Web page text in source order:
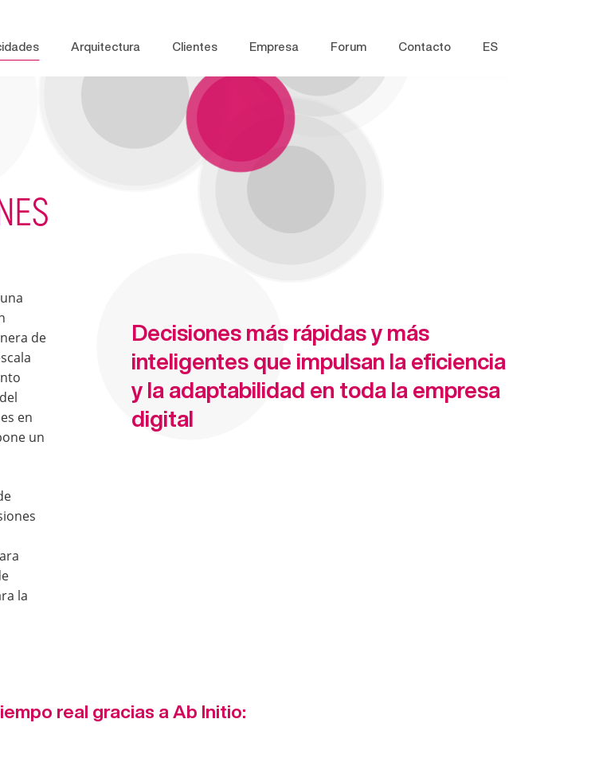
Arquitectura Clientes Empresa Forum Contacto ES
de
en
un
la
Decisiones más rápidas y más
inteligentes que impulsan la eficiencia
y la adaptabilidad en toda la empresa
digital
real gracias a Ab Initio: